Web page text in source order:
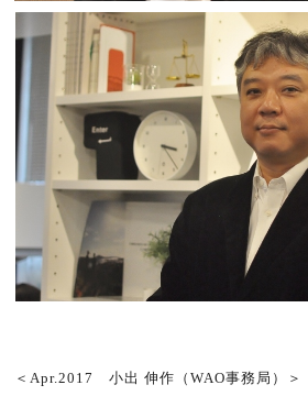
＜Apr.2017 小出 伸作（WAO事務局）＞